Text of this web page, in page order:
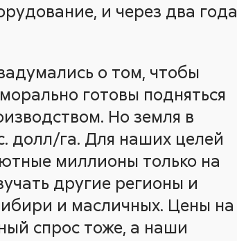
и через два года
о том, чтобы
готовы подняться
Но земля в
долл/га. Для наших целей
миллионы только на
другие регионы и
и масличных. Цены на
спрос тоже, а наши